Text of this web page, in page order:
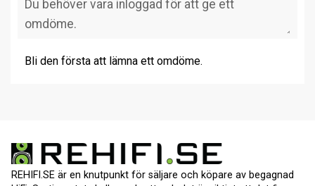
Bli den första att lämna ett omdöme.
REHIFI.SE är en knutpunkt för säljare och köpare av begagnad